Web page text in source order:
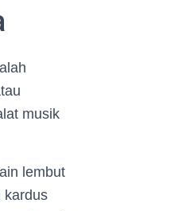
musik
lembut
kardus